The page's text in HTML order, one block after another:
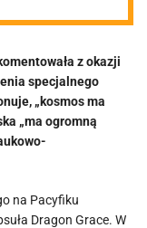
z okazji
specjalnego
„kosmos ma
„ma ogromną
na Pacyfiku
Dragon Grace. W